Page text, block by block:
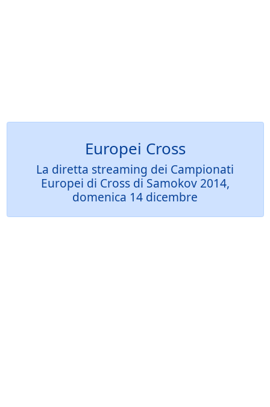
Europei Cross
La diretta streaming dei Campionati
Europei di Cross di Samokov 2014,
domenica 14 dicembre